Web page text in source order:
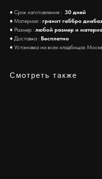
♦ Срок изготовления : 30 дней
♦ Материал : гранит габбро диабаз
♦ Размер : любой размер и
♦ Доставка : Бесплатно
♦ Установка на всех кладбищах
Смотреть также